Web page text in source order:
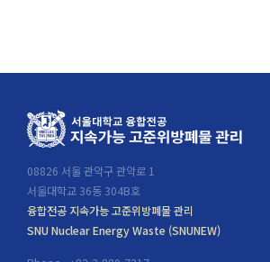
게시판
소식
진로정보
원자력 정보
자료실
08826 서울 관악구 관악로 1
서울대학교 36동 304B호
융합전공 지속가능 고준위방폐물 관리
SNU Nuclear Energy Waste (SNUNEW)